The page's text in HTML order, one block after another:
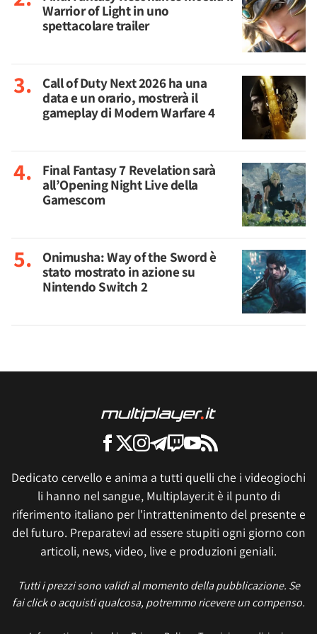
Warrior of Light in uno
spettacolare trailer
Call of Duty Next 2026 ha una
data e un orario, mostrerà il
gameplay di Modern Warfare 4
Final Fantasy 7 Revelation sarà
all’Opening Night Live della
Gamescom
Onimusha: Way of the Sword è
stato mostrato in azione su
Nintendo Switch 2
Dedicato cervello e anima a tutti quelli che i videogiochi
li hanno nel sangue, Multiplayer.it è il punto di
riferimento italiano per l'intrattenimento del presente e
del futuro. Preparatevi ad essere stupiti ogni giorno con
articoli, news, video, live e produzioni geniali.
Tutti i prezzi sono validi al momento della pubblicazione. Se
fai click o acquisti qualcosa, potremmo ricevere un compenso.